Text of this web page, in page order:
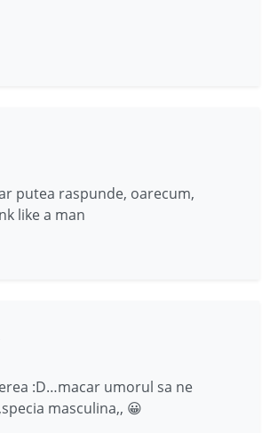
putea raspunde, oarecum,
like a man
:D…macar umorul sa ne
masculina,, 😀